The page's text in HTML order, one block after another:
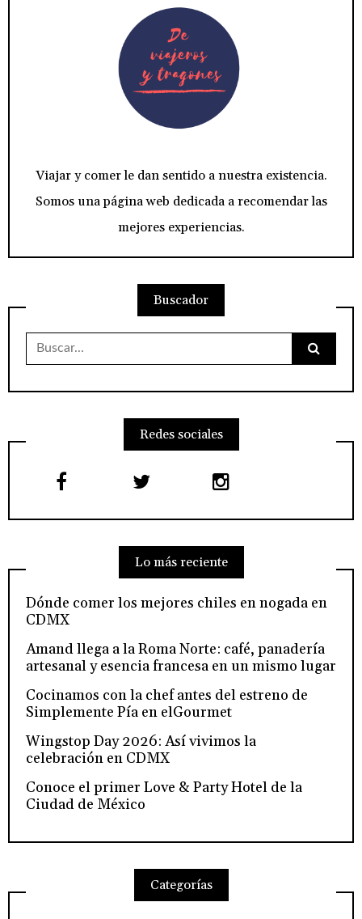
Viajar y comer le dan sentido a nuestra existencia.
Somos una página web dedicada a recomendar las
mejores experiencias.
Buscador
Buscar:
Redes sociales
Lo más reciente
Dónde comer los mejores chiles en nogada en
CDMX
Amand llega a la Roma Norte: café, panadería
artesanal y esencia francesa en un mismo lugar
Cocinamos con la chef antes del estreno de
Simplemente Pía en elGourmet
Wingstop Day 2026: Así vivimos la
celebración en CDMX
Conoce el primer Love & Party Hotel de la
Ciudad de México
Categorías